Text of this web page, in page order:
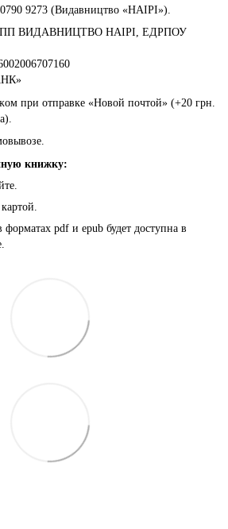
9273 (Видавництво «НАІРІ»).
ПП ВИДАВНИЦТВО НАІРІ, ЕДРПОУ
при отправке «Новой почтой» (+20 грн.
книжку:
pdf и epub будет доступна в